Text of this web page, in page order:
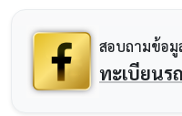
สอบถามข้อมู
ทะเบียน